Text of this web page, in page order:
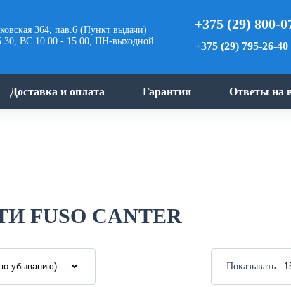
364, пав.6 (Пункт выдачи)
ВС 10.00 - 15.00, ПН-выходной
+375 (29) 800-
+375 (29) 795-26-40
Доставка и оплата Гарантии Ответы на
FUSO CANTER
Показывать: